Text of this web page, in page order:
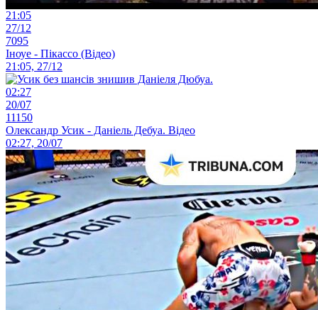
21:05
27/12
7095
Іноуе - Пікассо (Відео)
21:05, 27/12
02:27
20/07
11150
Олександр Усик - Даніель Дебуа. Відео
02:27, 20/07